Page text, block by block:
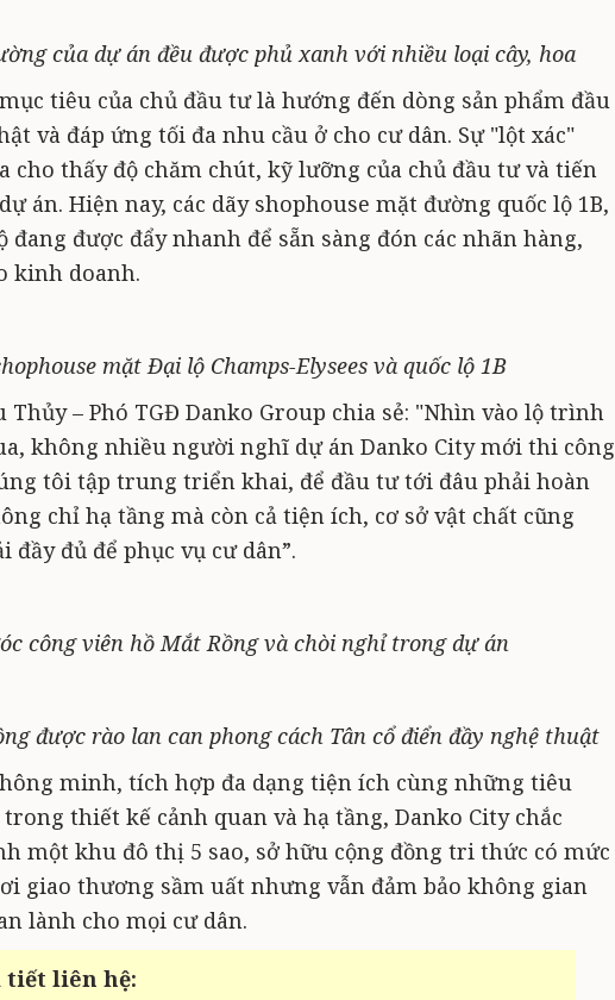
của dự án đều được phủ xanh với nhiều loại cây, hoa
tiêu của chủ đầu tư là hướng đến dòng sản phẩm đầu
và đáp ứng tối đa nhu cầu ở cho cư dân. Sự "lột xác"
cho thấy độ chăm chút, kỹ lưỡng của chủ đầu tư và tiến
án. Hiện nay, các dãy shophouse mặt đường quốc lộ 1B,
đang được đẩy nhanh để sẵn sàng đón các nhãn hàng,
kinh doanh.
mặt Đại lộ Champs-Elysees và quốc lộ 1B
Thủy – Phó TGĐ Danko Group chia sẻ: "Nhìn vào lộ trình
không nhiều người nghĩ dự án Danko City mới thi công
tôi tập trung triển khai, để đầu tư tới đâu phải hoàn
chỉ hạ tầng mà còn cả tiện ích, cơ sở vật chất cũng
đầy đủ để phục vụ cư dân”.
công viên hồ Mắt Rồng và chòi nghỉ trong dự án
được rào lan can phong cách Tân cổ điển đầy nghệ thuật
minh, tích hợp đa dạng tiện ích cùng những tiêu
thiết kế cảnh quan và hạ tầng, Danko City chắc
một khu đô thị 5 sao, sở hữu cộng đồng tri thức có mức
giao thương sầm uất nhưng vẫn đảm bảo không gian
lành cho mọi cư dân.
liên hệ: